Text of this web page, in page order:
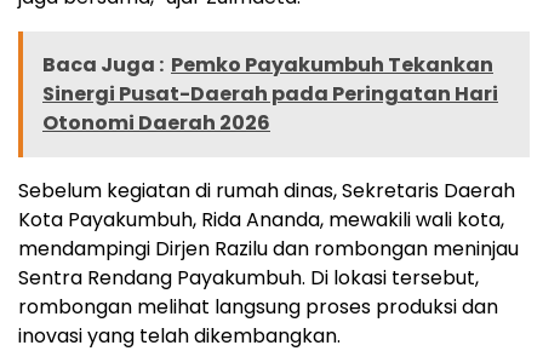
Baca Juga : Pemko Payakumbuh Tekankan
Sinergi Pusat-Daerah pada Peringatan Hari
Otonomi Daerah 2026
Sebelum kegiatan di rumah dinas, Sekretaris Daerah
Kota Payakumbuh, Rida Ananda, mewakili wali kota,
mendampingi Dirjen Razilu dan rombongan meninjau
Sentra Rendang Payakumbuh. Di lokasi tersebut,
rombongan melihat langsung proses produksi dan
inovasi yang telah dikembangkan.